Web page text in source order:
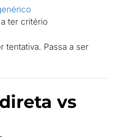
ter critério
tentativa. Passa a ser
vs